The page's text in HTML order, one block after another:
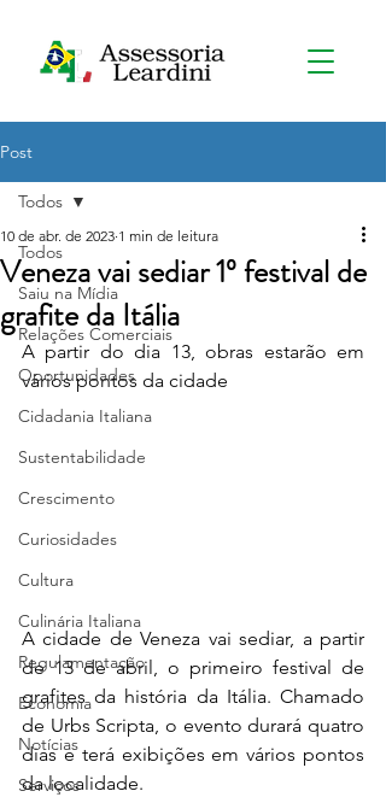
Post
Todos
Saiu na Mídia
Relações Comerciais
Oportunidades
Cidadania Italiana
Sustentabilidade
Crescimento
Curiosidades
Cultura
Culinária Italiana
Regulamentação
Economia
Notícias
Serviços
Todos
Veneza vai sediar 1º festival de
grafite da Itália
10 de abr. de 2023 1 min de leitura
A partir do dia 13, obras estarão em
vários pontos da cidade
A cidade de Veneza vai sediar, a partir
de 13 de abril, o primeiro festival de
grafites da história da Itália. Chamado
de Urbs Scripta, o evento durará quatro
dias e terá exibições em vários pontos
da localidade.